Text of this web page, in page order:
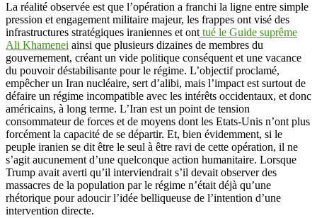
La réalité observée est que l’opération a franchi la ligne entre simple
pression et engagement militaire majeur, les frappes ont visé des
infrastructures stratégiques iraniennes et ont tué le Guide suprême
Ali Khamenei ainsi que plusieurs dizaines de membres du
gouvernement, créant un vide politique conséquent et une vacance
du pouvoir déstabilisante pour le régime. L’objectif proclamé,
empêcher un Iran nucléaire, sert d’alibi, mais l’impact est surtout de
défaire un régime incompatible avec les intérêts occidentaux, et donc
américains, à long terme. L’Iran est un point de tension
consommateur de forces et de moyens dont les Etats-Unis n’ont plus
forcément la capacité de se départir. Et, bien évidemment, si le
peuple iranien se dit être le seul à être ravi de cette opération, il ne
s’agit aucunement d’une quelconque action humanitaire. Lorsque
Trump avait averti qu’il interviendrait s’il devait observer des
massacres de la population par le régime n’était déjà qu’une
rhétorique pour adoucir l’idée belliqueuse de l’intention d’une
intervention directe.